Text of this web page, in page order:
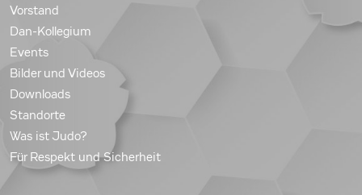
Vorstand
Dan-Kollegium
Events
Bilder und Videos
Downloads
Standorte
Was ist Judo?
Für Respekt und Sicherheit